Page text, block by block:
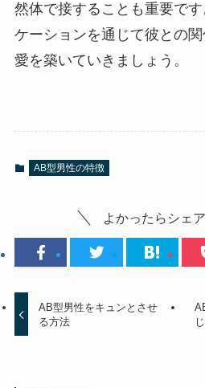
然体で接することも重要で
ケーションを通じて彼との
愛を築いていきましょう。
AB型男性の特徴
よかったらシェ
AB型男性をキュンとさせ
る方法